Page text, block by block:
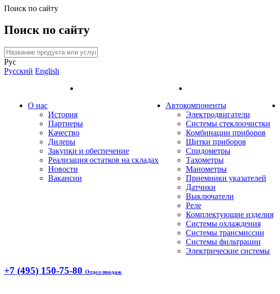
Поиск по сайту
Поиск по сайту
Рус
Русский English
О нас
История
Партнеры
Качество
Дилеры
Закупки и обеспечение
Реализация остатков на складах
Новости
Вакансии
Автокомпоненты
Электродвигатели
Системы стеклоочистки
Комбинации приборов
Щитки приборов
Спидометры
Тахометры
Манометры
Приемники указателей
Датчики
Выключатели
Реле
Комплектующие изделия
Системы охлаждения
Системы трансмиссии
Системы фильтрации
Электрические системы
+7 (495) 150-75-80 Отдел продаж